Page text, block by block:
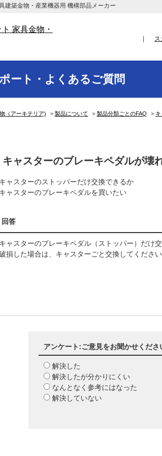
建築金物・産業機器用 機構部品メーカー
ート・よくあるご質問
（アーキテリア) > 製品について > 製品分類ごとのFAQ >
キャスターのブレーキペダルが壊
キャスターのストッパーだけ交換できるか
キャスターのブレーキペダルを買いたい
回答
キャスターのブレーキペダル（ストッパー）だけ
損した場合は、キャスターごと交換してくださ
アンケート:ご意見をお聞かせくださ
解決した
解決したが分かりにくい
なんとなく参考にはなった
解決していない